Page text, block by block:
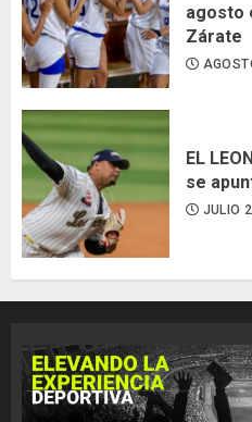
agosto
Zárate
EL
se
JULIO